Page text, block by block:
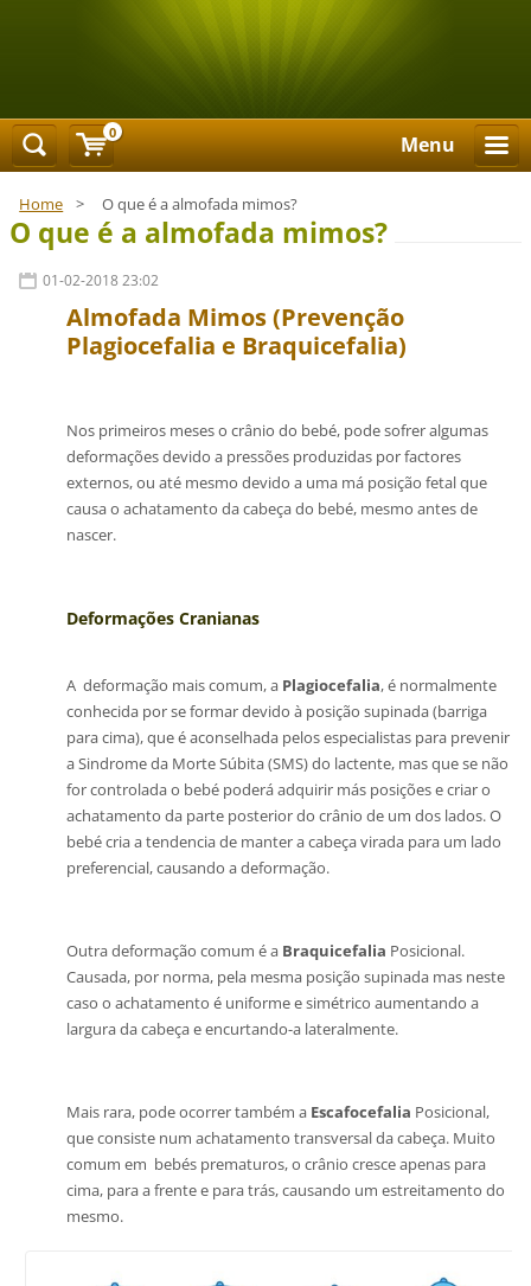
Menu
Home > O que é a almofada mimos?
O que é a almofada mimos?
01-02-2018 23:02
Almofada Mimos(Prevenção
Plagiocefalia e Braquicefalia)
Nos primeiros meses o crânio do bebé, pode sofrer algumas
deformações devido a pressões produzidas por factores
externos, ou até mesmo devido a uma má posição fetal que
causa o achatamento da cabeça do bebé, mesmo antes de
nascer.
Deformações Cranianas
A deformação mais comum, a Plagiocefalia, é normalmente
conhecida por se formar devido à posição supinada (barriga
para cima), que é aconselhada pelos especialistas para prevenir
a Sindrome da Morte Súbita (SMS) do lactente, mas que se não
for controlada o bebé poderá adquirir más posições e criar o
achatamento da parte posterior do crânio de um dos lados. O
bebé cria a tendencia de manter a cabeça virada para um lado
preferencial, causando a deformação.
Outra deformação comum é a Braquicefalia Posicional.
Causada, por norma, pela mesma posição supinada mas neste
caso o achatamento é uniforme e simétrico aumentando a
largura da cabeça e encurtando-a lateralmente.
Mais rara, pode ocorrer também a Escafocefalia Posicional,
que consiste num achatamento transversal da cabeça. Muito
comum em bebés prematuros, o crânio cresce apenas para
cima, para a frente e para trás, causando um estreitamento do
mesmo.
0